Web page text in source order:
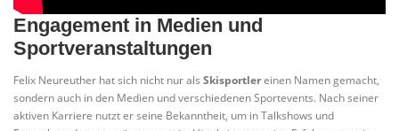
Engagement in Medien und
Sportveranstaltungen
Felix Neureuther hat sich nicht nur als Skisportlereinen Namen gemacht,
sondern auch in den Medien und verschiedenen Sportevents. Nach seiner
aktiven Karriere nutzt er seine Bekanntheit, um in Talkshows und